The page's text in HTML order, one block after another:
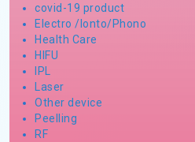
covid-19 product
Electro /Ionto/Phono
Health Care
HIFU
IPL
Laser
Other device
Peelling
RF